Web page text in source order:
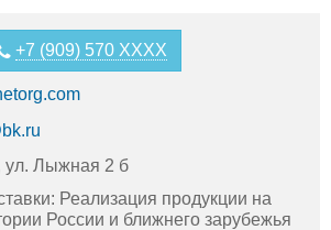
+7 (909) 570 XXXX
ул. Лыжная 2 б
Реализация продукции на
России и ближнего зарубежья